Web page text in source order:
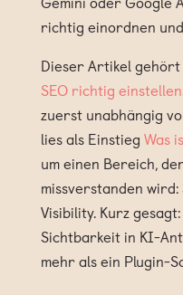
richtig einordnen
Dieser Artikel
SEO richtig einstellen
zuerst unabhängig
lies als Einstieg Was
um einen Bereich,
missverstanden
Visibility. Kurz
Sichtbarkeit in KI-
mehr als ein Plugin-